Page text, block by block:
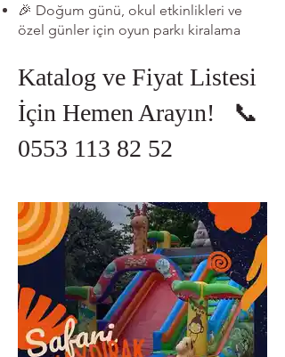
🎉 Doğum günü, okul etkinlikleri ve
özel günler için oyun parkı kiralama
Katalog ve Fiyat Listesi
İçin Hemen Arayın! 📞
0553 113 82 52